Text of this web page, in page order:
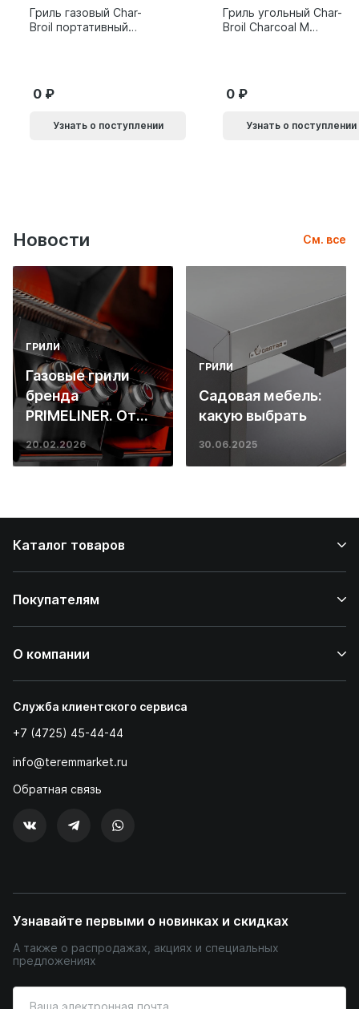
Гриль газовый Char-
Broil портативный
0
Узнать о поступлении
Гриль угольный Char-
Broil Charcoal M
0
Узнать о поступлении
Новости См. все
ГРИЛИ
Газовые грили
бренда
PRIMELINER. От
основ инженерии
до ресторанных
20.02.2026
ГРИЛИ
Садовая мебель:
какую выбрать
30.06.2025
Каталог товаров
Покупателям
О компании
Служба клиентского сервиса
+7 (4725) 45-44-44
info@teremmarket.ru
Обратная связь
Узнавайте первыми о новинках и скидках
А также о распродажах, акциях и специальных
предложениях